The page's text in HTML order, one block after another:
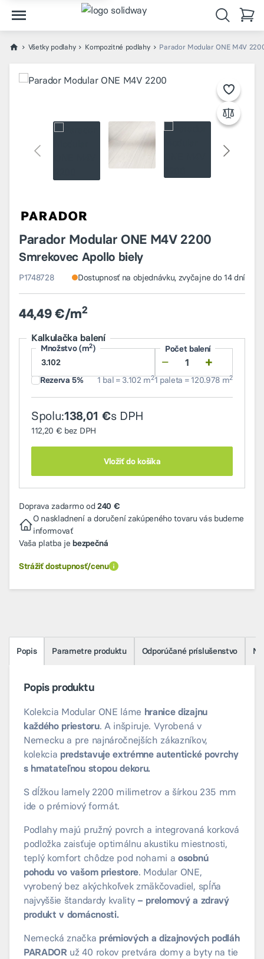
Všetky podlahy Kompozitné podlahy Parador Modular ONE M4V
Parador Modular ONE M4V 2200
Smrekovec Apollo biely
P1748728 Dostupnosť na objednávku, zvyčajne do 14 dní
44,49 €/m2
Kalkulačka balení
Množstvo (m2) Počet balení
− +
Rezerva 5% 1 bal = 3.102 m21 paleta = 120.978 m2
Spolu:138,01 €s DPH
112,20 € bez DPH
Vložiť do košíka
Doprava zadarmo od240 €
O naskladnení a doručení zakúpeného tovaru vás budeme
informovať
Vaša platba jebezpečná
Strážiť dostupnosť/cenu
Popis Parametre produktu Odporúčané príslušenstvo
Popis produktu
Kolekcia Modular ONE láme hranice dizajnu
každého priestoru. A inšpiruje. Vyrobená v
Nemecku a pre najnáročnejších zákazníkov,
kolekcia predstavuje extrémne autentické povrchy
s hmatateľnou stopou dekoru.
S dĺžkou lamely 2200 milimetrov a šírkou 235 mm
ide o prémiový formát.
Podlahy majú pružný povrch a integrovaná korková
podložka zaisťuje optimálnu akustiku miestnosti,
teplý komfort chôdze pod nohami aosobnú
pohodu vo vašom priestore. Modular ONE,
vyrobený bez akýchkoľvek zmäkčovadiel, spĺňa
najvyššie štandardy kvality – prelomový a zdravý
produkt v domácnosti.
Nemecká značka prémiových a dizajnových podláh
PARADOR už 40 rokov pretvára domy a byty na tie